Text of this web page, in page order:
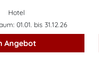
Hotel
01.01. bis 31.12.26
Angebot